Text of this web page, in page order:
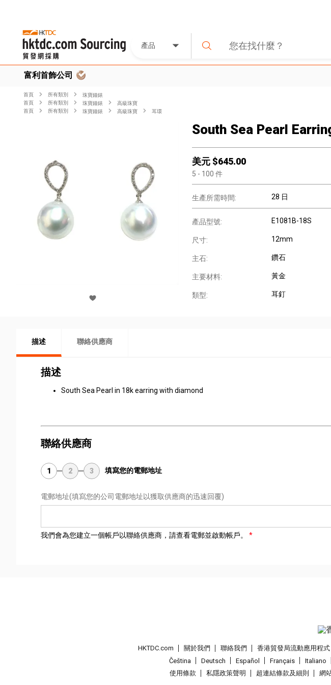
產品
富利首飾公司
首頁 所有類別
珠寶鐘錶
首頁
所有類別 珠寶鐘錶
高級珠寶
首頁
所有類別 珠寶鐘錶 高級珠寶 耳環
South Sea Pearl
美元 $645.00
5 - 100 件
生產所需時間: 28 日
產品型號: E1081B-18S
尺寸: 12mm
主石: 鑽石
主要材料: 黃金
類型: 耳釘
描述 聯絡供應商
描述
South Sea Pearl in 18k earring with diamond
聯絡供應商
1 2 3 填寫您的電郵地址
電郵地址(填寫您的公司電郵地址以獲取供應商的迅速回覆)
我們會為您建立一個帳戶以聯絡供應商，請查看電郵並啟動帳戶。
HKTDC.com 關於我們 聯絡我們 香港貿發局流動應用程式
Čeština
Deutsch Español Français Italiano
使用條款
私隱政策聲明 超連結條款及細則 網